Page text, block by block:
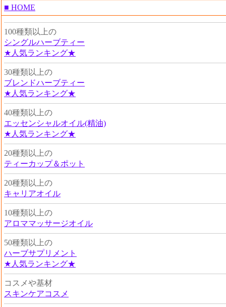
■ HOME
100種類以上の
シングルハーブティー
★人気ランキング★
30種類以上の
ブレンドハーブティー
★人気ランキング★
40種類以上の
エッセンシャルオイル(精油)
★人気ランキング★
20種類以上の
ティーカップ＆ポット
20種類以上の
キャリアオイル
10種類以上の
アロママッサージオイル
50種類以上の
ハーブサプリメント
★人気ランキング★
コスメや基材
スキンケアコスメ